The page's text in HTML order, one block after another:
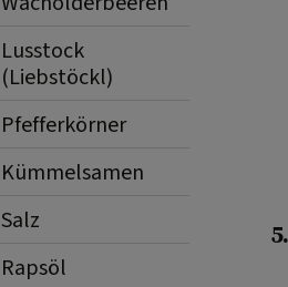
Lusstock
(Liebstöckl)
Pfefferkörner
Kümmelsamen
Salz
Rapsöl